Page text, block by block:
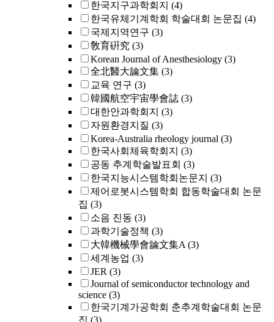
한국지구과학회지 (4)
한국유체기계학회 학술대회 논문집 (4)
국제지역연구 (3)
敎育硏究 (3)
Korean Journal of Anesthesiology (3)
全北醫大論文集 (3)
교육 연구 (3)
韓國航空宇宙學會誌 (3)
대한안과학회지 (3)
자원환경지질 (3)
Korea-Australia rheology journal (3)
한국사회체육학회지 (3)
공동 추계학술발표회 (3)
한국지능시스템학회논문지 (3)
제어로봇시스템학회 합동학술대회 논문
집 (3)
소음 진동 (3)
과학기술정책 (3)
大韓機械學會論文集A (3)
세계농업 (3)
JER (3)
Journal of semiconductor technology and
science (3)
한국기계가공학회 춘추계학술대회 논문
집 (3)